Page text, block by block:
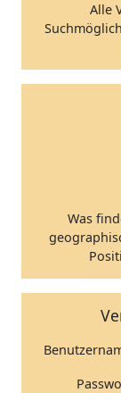
Alle
Was